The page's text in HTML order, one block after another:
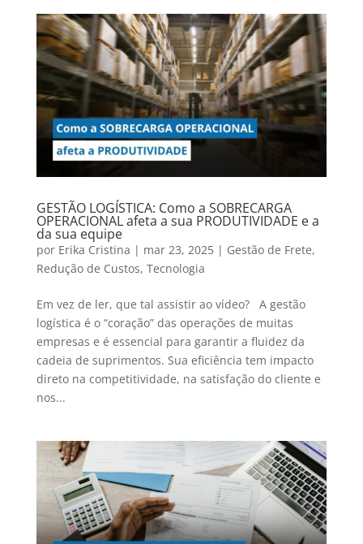
GESTÃO LOGÍSTICA: Como a SOBRECARGA
OPERACIONAL afeta a sua PRODUTIVIDADE e a
da sua equipe
por Erika Cristina | mar 23, 2025| Gestão de Frete,
Redução de Custos, Tecnologia
Em vez de ler, que tal assistir ao vídeo? A gestão
logística é o “coração” das operações de muitas
empresas e é essencial para garantir a fluidez da
cadeia de suprimentos. Sua eficiência tem impacto
direto na competitividade, na satisfação do cliente e
nos...